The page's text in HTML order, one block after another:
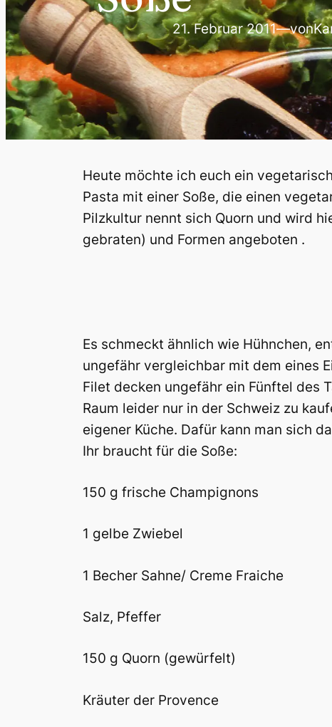
21. Februar 2011—von
Heute möchte ich euch ein
Pasta mit einer Soße, die einen
Pilzkultur nennt sich Quorn und wird
gebraten) und Formen angeboten .
Es schmeckt ähnlich wie Hühnchen,
ungefähr vergleichbar mit dem eines
Filet decken ungefähr ein Fünftel des
Raum leider nur in der Schweiz zu
eigener Küche. Dafür kann man sich
Ihr braucht für die Soße:
150 g frische Champignons
1 gelbe Zwiebel
1 Becher Sahne/ Creme Fraiche
Salz, Pfeffer
150 g Quorn (gewürfelt)
Kräuter der Provence